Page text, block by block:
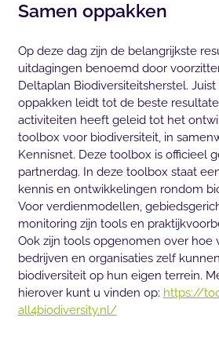
Samen oppakken
Op deze dag zijn de belangrijkste
uitdagingen benoemd door
Deltaplan Biodiversiteitsherstel.
oppakken leidt tot de beste
activiteiten heeft geleid tot het
toolbox voor biodiversiteit, in
Kennisnet. Deze toolbox is officieel
partnerdag. In deze toolbox staat
kennis en ontwikkelingen rondom
Voor verdienmodellen,
monitoring zijn tools en
Ook zijn tools opgenomen over hoe
bedrijven en organisaties zelf
biodiversiteit op hun eigen terrein.
hierover kunt u vinden op: https://
all4biodiversity.nl/